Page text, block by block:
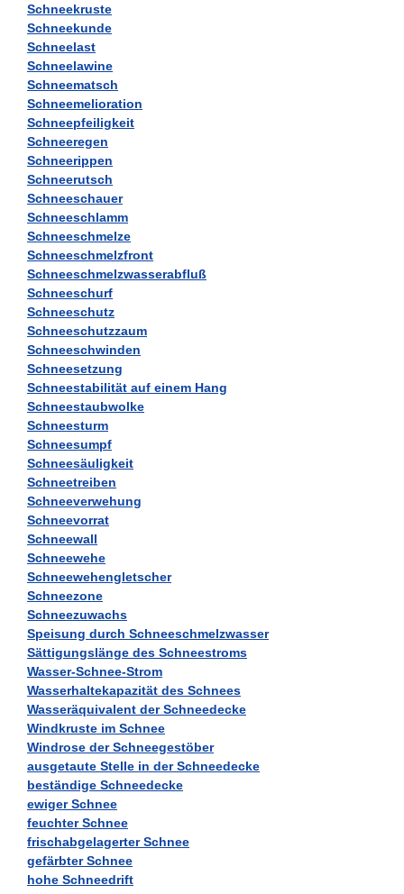
Schneekruste
Schneekunde
Schneelast
Schneelawine
Schneematsch
Schneemelioration
Schneepfeiligkeit
Schneeregen
Schneerippen
Schneerutsch
Schneeschauer
Schneeschlamm
Schneeschmelze
Schneeschmelzfront
Schneeschmelzwasserabfluß
Schneeschurf
Schneeschutz
Schneeschutzzaum
Schneeschwinden
Schneesetzung
Schneestabilität auf einem Hang
Schneestaubwolke
Schneesturm
Schneesumpf
Schneesäuligkeit
Schneetreiben
Schneeverwehung
Schneevorrat
Schneewall
Schneewehe
Schneewehengletscher
Schneezone
Schneezuwachs
Speisung durch Schneeschmelzwasser
Sättigungslänge des Schneestroms
Wasser-Schnee-Strom
Wasserhaltekapazität des Schnees
Wasseräquivalent der Schneedecke
Windkruste im Schnee
Windrose der Schneegestöber
ausgetaute Stelle in der Schneedecke
beständige Schneedecke
ewiger Schnee
feuchter Schnee
frischabgelagerter Schnee
gefärbter Schnee
hohe Schneedrift